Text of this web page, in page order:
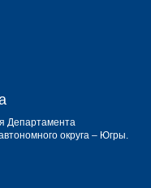
Департамента
округа – Югры.